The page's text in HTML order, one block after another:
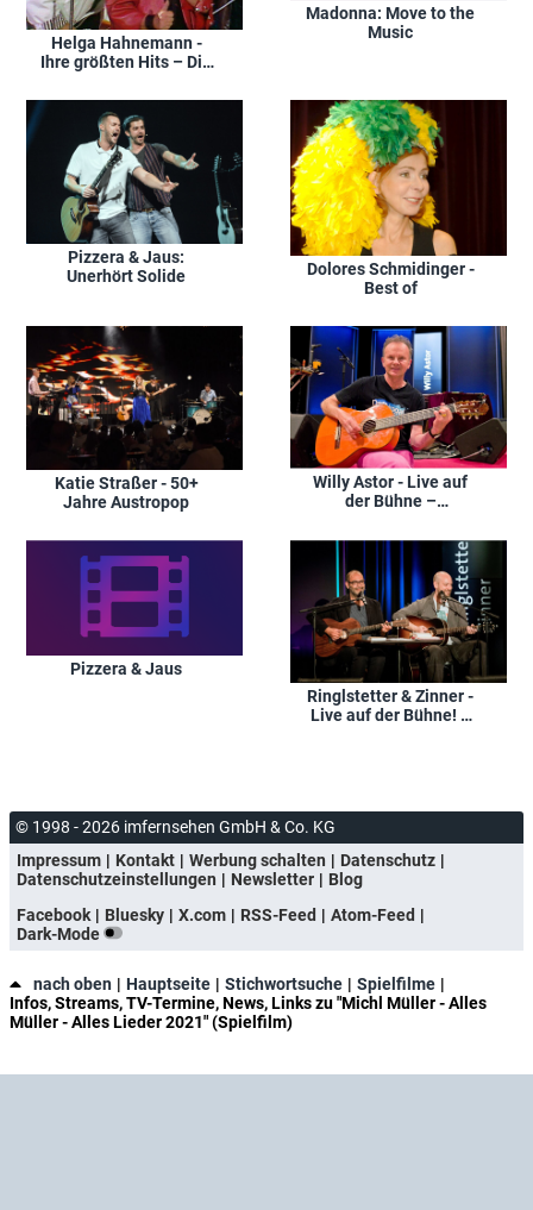
Helga Hahnemann -
Ihre größten Hits – Die
Madonna: Move to the
Music
Pizzera & Jaus:
Unerhört Solide
Dolores Schmidinger -
Best of
Katie Straßer - 50+
Jahre Austropop
Willy Astor - Live auf
der Bühne –
of no Return'
Pizzera & Jaus
Ringlstetter & Zinner -
Live auf der Bühne! –
© 1998 - 2026 imfernsehen GmbH & Co. KG
Impressum
Kontakt Werbung schalten
Datenschutz
Datenschutzeinstellungen
Newsletter
Blog
Facebook
Bluesky X.com RSS-Feed
Atom-Feed
Dark-Mode
nach oben Hauptseite Stichwortsuche
Spielfilme
Infos, Streams, TV-Termine, News, Links zu "Michl Müller - Alles
Müller - Alles Lieder 2021" (Spielfilm)